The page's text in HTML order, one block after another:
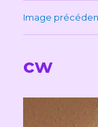
Image
cw